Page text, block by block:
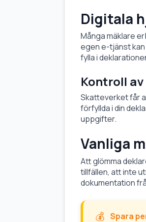
Digitala
Många mäklare
egen e-tjänst
fylla i
Kontroll
Skatteverket får
förfyllda i din
uppgifter.
Vanliga
Att glömma
tillfällen, att inte
dokumentation
Spara